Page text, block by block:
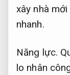
xây nhà
nhanh.
Năng lực.
lo nhân